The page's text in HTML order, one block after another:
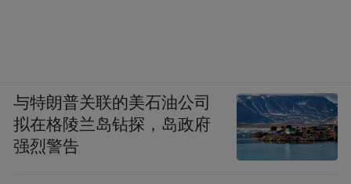
与特朗普关联的美石油公司
拟在格陵兰岛钻探，岛政府
强烈警告